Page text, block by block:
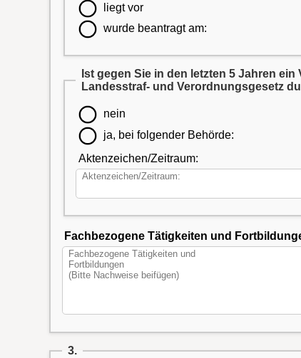
liegt vor
wurde beantragt am:
Ist gegen Sie in den letzten 5 Jahren ein Verfahren wegen Verstößen gegen das Tierschutz-, Tierseuchen- oder Artenschutzrecht oder das
nein
ja, bei folgender Behörde:
Aktenzeichen/Zeitraum:
Fachbezogene Tätigkeiten und
3.